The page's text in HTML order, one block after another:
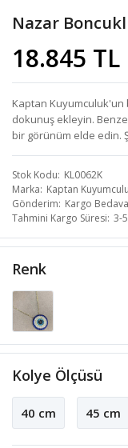
Nazar
18.845 TL
Kaptan Kuyumculuk'un
dokunuş ekleyin.
bir görünüm elde edin.
Stok Kodu KL0062K
Marka Kaptan
Gönderim Kargo Bedava
Tahmini Kargo Süresi 3-
Renk
Kolye Ölçüsü
40 cm 45 cm